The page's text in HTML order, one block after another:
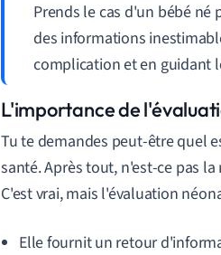
Prends le cas d'un bébé
des informations
complication et en guidant
L'importance de
Tu te demandes peut-être quel
santé. Après tout, n'est-ce pas
C'est vrai, mais l'évaluation
Elle fournit un retour